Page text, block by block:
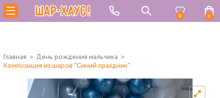
0 0
Главная
День рождения мальчика
Композиция из шаров "Синий праздник"